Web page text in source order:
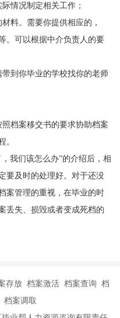
情况制定相关工作；
料。需要你提供相应的，
。可以根据中介负责人的要
到你毕业的学校找你的老师
档案移交书的要求协助档案
。
我们该怎么办”的介绍后，相
要及时的处理好。对于还没
案管理的重视，在毕业的时
丢失、损毁或者变成死档的
存放 档案激活 档案查询 档
档案调取